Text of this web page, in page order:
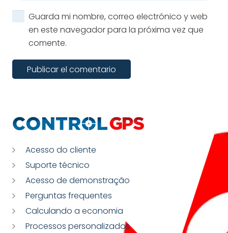
Guarda mi nombre, correo electrónico y web
en este navegador para la próxima vez que
comente.
Publicar el comentario
Acesso do cliente
Suporte técnico
Acesso de demonstração
Perguntas frequentes
Calculando a economia
Processos personalizados